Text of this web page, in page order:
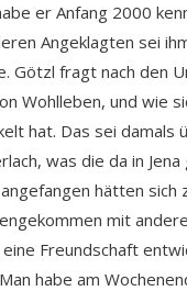
er Anfang 2000
Angeklagten sei
Götzl fragt nach den
Wohlleben, und wie
hat. Das sei damals
was die da in
hätten sich
mit
Freundschaft
habe am